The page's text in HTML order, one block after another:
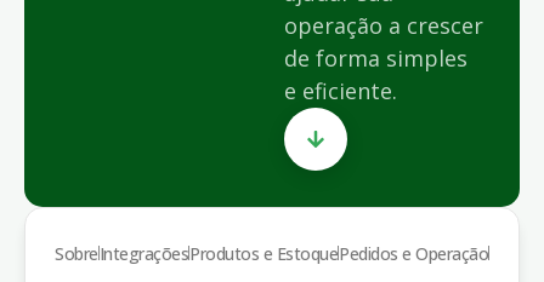
operação a crescer
de forma simples
e eficiente.
SobreIntegraçõesProdutos e EstoquePedidos e Operação